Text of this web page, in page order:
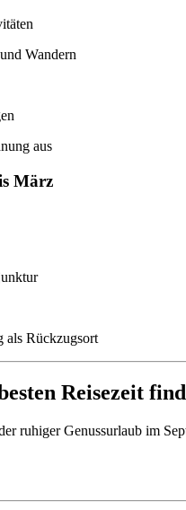
Wandern
aus
März
als Rückzugsort
Reisezeit
ruhiger Genussurlaub im